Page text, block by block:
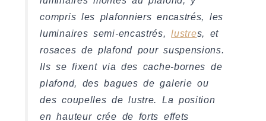
compris les plafonniers encastrés, les
luminaires semi-encastrés,lustres, et
rosaces de plafond pour suspensions.
Ils se fixent via des cache-bornes de
plafond, des bagues de galerie ou
des coupelles de lustre. La position
en hauteur crée de forts effets